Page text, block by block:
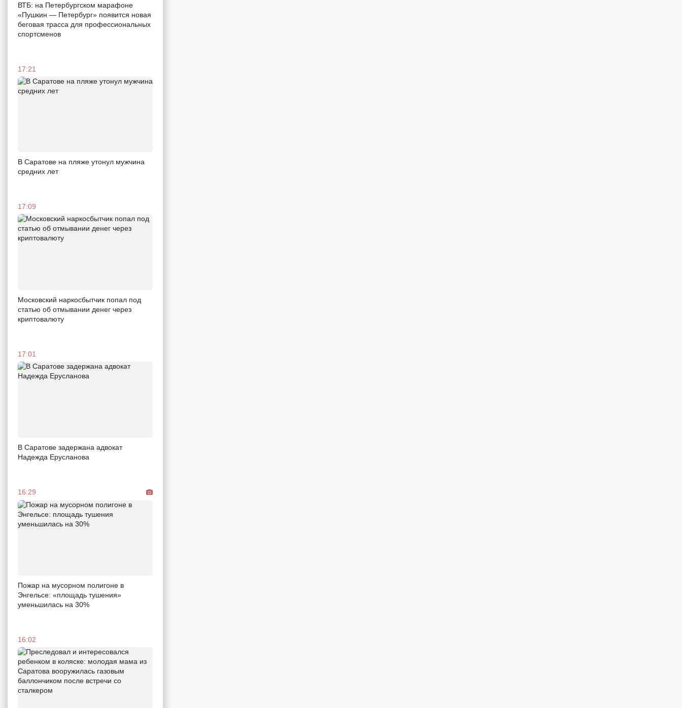
ВТБ: на Петербургском марафоне
«Пушкин — Петербург» появится новая
беговая трасса для профессиональных
спортсменов
17:21
В Саратове на пляже утонул мужчина
средних лет
17:09
Московский наркосбытчик попал под
статью об отмывании денег через
криптовалюту
17:01
В Саратове задержана адвокат
Надежда Ерусланова
16:29
Пожар на мусорном полигоне в
Энгельсе: «площадь тушения»
уменьшилась на 30%
16:02